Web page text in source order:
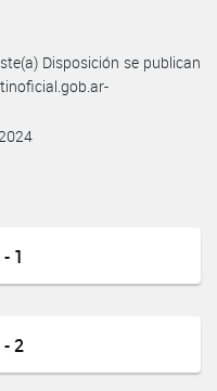
Disposición se publican
1
2